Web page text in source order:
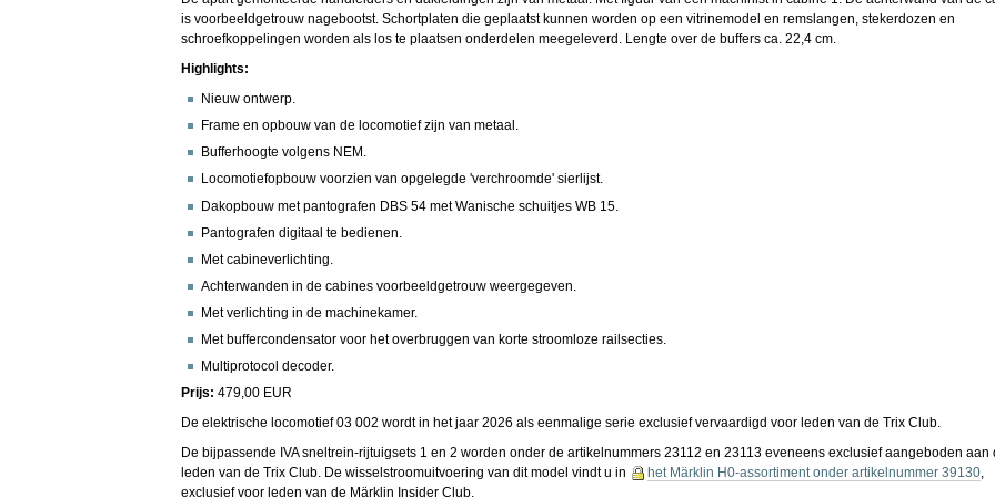
is voorbeeldgetrouw nagebootst. Schortplaten die geplaatst kunnen worden op een vitrinemodel en remslangen, stekerdozen en
schroefkoppelingen worden als los te plaatsen onderdelen meegeleverd. Lengte over de buffers ca. 22,4 cm.
Highlights:
Nieuw ontwerp.
Frame en opbouw van de locomotief zijn van metaal.
Bufferhoogte volgens NEM.
Locomotiefopbouw voorzien van opgelegde 'verchroomde' sierlijst.
Dakopbouw met pantografen DBS 54 met Wanische schuitjes WB 15.
Pantografen digitaal te bedienen.
Met cabineverlichting.
Achterwanden in de cabines voorbeeldgetrouw weergegeven.
Met verlichting in de machinekamer.
Met buffercondensator voor het overbruggen van korte stroomloze railsecties.
Multiprotocol decoder.
Prijs: 479,00 EUR
De elektrische locomotief 03 002 wordt in het jaar 2026 als eenmalige serie exclusief vervaardigd voor leden van de Trix Club.
De bijpassende IVA sneltrein-rijtuigsets 1 en 2 worden onder de artikelnummers 23112 en 23113 eveneens exclusief aangeboden aan
leden van de Trix Club. De wisselstroomuitvoering van dit model vindt u in
het Märklin H0-assortiment onder artikelnummer 39130,
exclusief voor leden van de Märklin Insider Club.